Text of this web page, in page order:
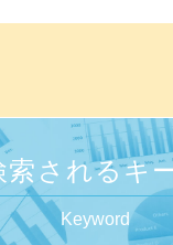
索されるキ
Keyword